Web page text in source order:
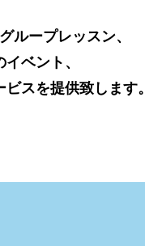
ループレッスン、
ベント、
スを提供致します。